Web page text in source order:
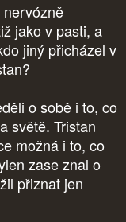
nervózně
jako v pasti, a
jiný přicházel v
o sobě i to, co
světě. Tristan
možná i to, co
zase znal o
přiznat jen